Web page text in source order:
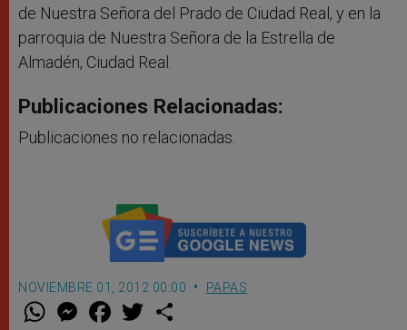
de Nuestra Señora del Prado de Ciudad Real, y en la
parroquia de Nuestra Señora de la Estrella de
Almadén, Ciudad Real.
Publicaciones Relacionadas:
Publicaciones no relacionadas.
NOVIEMBRE 01, 2012 00:00 PAPAS
W M
e
F
a w